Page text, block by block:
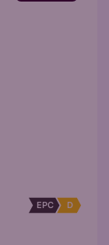
EPC D